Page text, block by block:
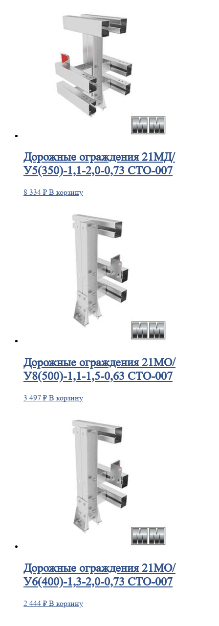
Дорожные ограждения 21МД/
У5(350)-1,1-2,0-0,73 СТО-007
8 334 ₽ В корзину
Дорожные ограждения 21МО/
У8(500)-1,1-1,5-0,63 СТО-007
3 497 ₽ В корзину
Дорожные ограждения 21МО/
У6(400)-1,3-2,0-0,73 СТО-007
2 444 ₽ В корзину